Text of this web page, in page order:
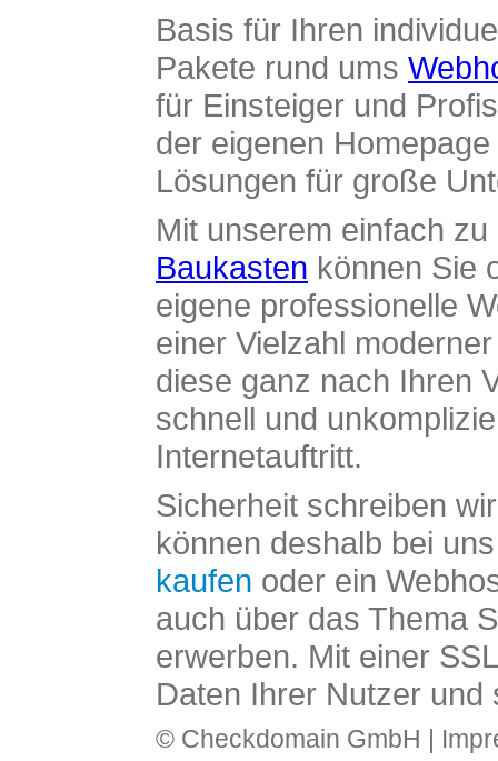
Basis für Ihren
Pakete rund ums
für Einsteiger und
der eigenen
Lösungen für große
Mit unserem einfach
Baukasten können Sie
eigene professionelle
einer Vielzahl
diese ganz nach Ihren
schnell und
Internetauftritt.
Sicherheit schreiben
können deshalb bei
kaufen oder ein
auch über das Thema
erwerben. Mit einer
Daten Ihrer Nutzer und
© Checkdomain GmbH |